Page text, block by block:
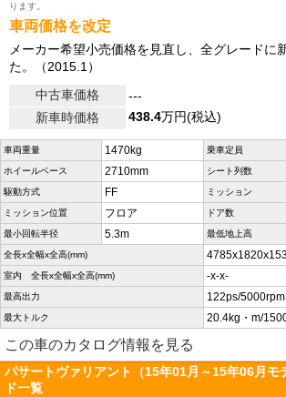
ります。
車両価格を改定
メーカー希望小売価格を見直し、全グレードに
た。（2015.1）
中古車価格
---
新車時価格
438.4万円(税込)
車両重量 1470kg 乗車定員
ホイールベース 2710mm シート列数
駆動方式 FF ミッション
ミッション位置 フロア ドア数
最小回転半径 5.3m 最低地上高
全長x全幅x全高(mm)
室内 全長x全幅x全高(mm) -x-x-
最高出力 122ps/5000rpm
最大トルク 20.4kg・m/
この車のカタログ情報を見る
パサートヴァリアント（15年01月～15年06月モ
ド一覧